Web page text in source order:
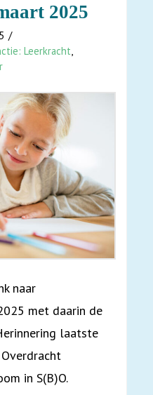
2025
Leerkracht
naar
met daarin de
laatste
in S(B)O.